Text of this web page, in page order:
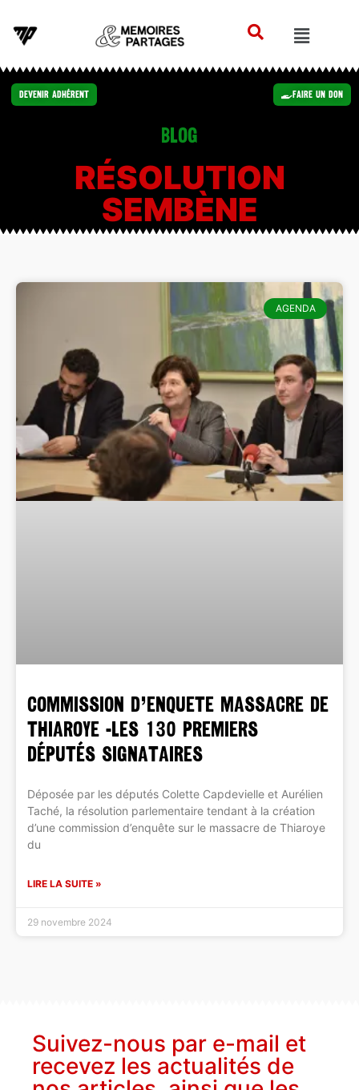
Devenir Adhérent Faire un Don
Blog
RÉSOLUTION
SEMBÈNE
AGENDA
COMMISSION D’ENQUETE MASSACRE DE
THIAROYE -LES 130 PREMIERS
DÉPUTÉS SIGNATAIRES
Déposée par les députés Colette Capdevielle et Aurélien
Taché, la résolution parlementaire tendant à la création
d’une commission d’enquête sur le massacre de Thiaroye
du
LIRE LA SUITE »
29 novembre 2024
Suivez-nous par e-mail et
recevez les actualités de